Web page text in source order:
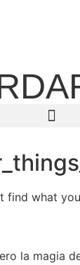
find what
la magia